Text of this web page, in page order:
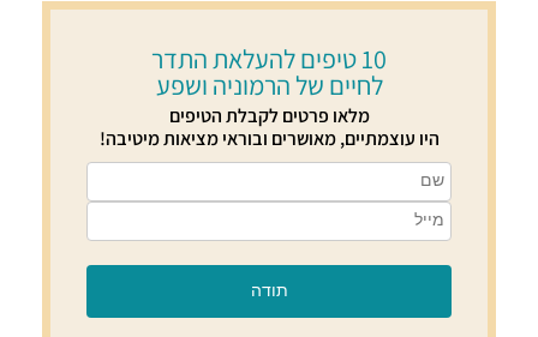
10 טיפים להעלאת התדר
לחיים של הרמוניה ושפע
מלאו פרטים לקבלת הטיפים
היו עוצמתיים, מאושרים ובוראי מציאות מיטיבה!